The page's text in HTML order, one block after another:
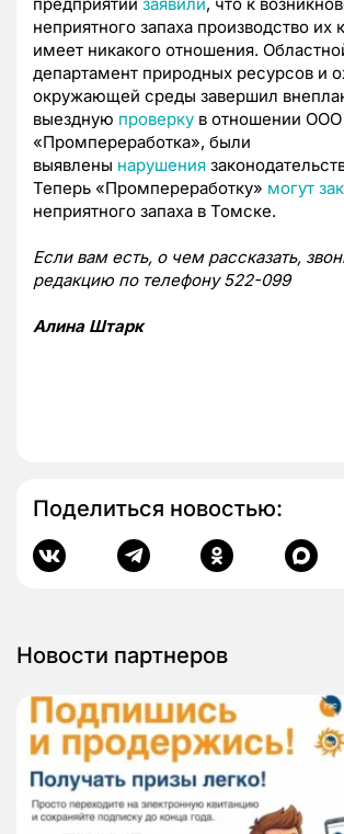
предприятий заявили, что к
неприятного запаха производство их
имеет никакого отношения. О
департамент природных ресурсов и
окружающей среды завершил
выездную проверку в отношении ООО
«Промпереработка», были
выявлены нарушения
Теперь «Промпереработку» могут
неприятного запаха в Томске.
Если вам есть, о чем рассказать,
редакцию по телефону 522-099
Алина Штарк
Поделиться новостью:
Новости партнеров